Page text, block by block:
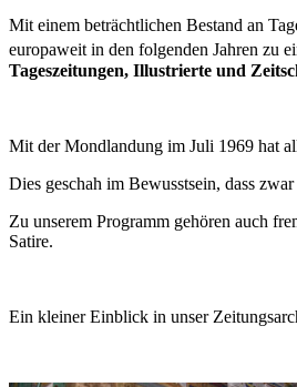
Mit einem beträchtlichen Bestand an
europaweit in den folgenden Jahren zu
Tageszeitungen, Illustrierte und
Mit der Mondlandung im Juli 1969 hat
Dies geschah im Bewusstsein, dass
Zu unserem Programm gehören auch
Satire.
Ein kleiner Einblick in unser